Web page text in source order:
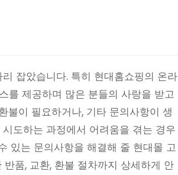
잡았습니다. 특히 현대홈쇼핑의 온라
를 제공하며 많은 분들의 사랑을 받고
불이 필요하거나, 기타 문의사항이 생
도하는 과정에서 어려움을 겪는 경우
있는 문의사항을 해결해 줄 현대몰 고
품, 교환, 환불 절차까지 상세하게 안